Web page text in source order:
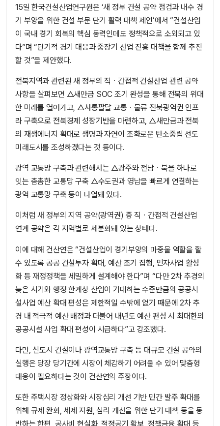
15일 한국건설산업연구원은 ‘새 정부 건설 공약 점검과 내수 경
기 부양을 위한 건설 부문 단기 활력 대책 제언’에서 “건설산업
이 국내 경기 회복의 핵심 동력인데도 정책적으로 소외되고 있
다”며 “단기적 경기 대응과 중장기 산업 진흥 대책을 함께 추진
할 것”을 제안했다.
전북지역과 관련된 새 정부의 직ㆍ간접적 건설산업 관련 공약
사항을 살펴보면 △새만금 SOC 조기 완성을 통해 전북의 위대
한 미래를 열어가고, △사통팔달 교통ㆍ물류 전북광역권 인프
라 구축으로 전북경제 성장기반을 마련하고, △새만금과 전북
의 재생에너지 확대로 생명과 자연이 조화로운 탄소중립 선도
미래도시를 조성하겠다는 것 등이다.
광역 교통망 구축과 관련해서는 △광주와 전남ㆍ북을 하나로
잇는 촘촘한 교통망 구축 △수도권과 영남을 빠르게 연결하는
광역 교통망 구축 등이 나열돼 있다.
이처럼 새 정부의 지역 공약(광역권) 중 직ㆍ간접적 건설산업
연계 공약은 각 지역별로 세분화돼 있는 상태다.
이에 대해 건산연은 “건설산업이 경기부양의 마중물 역할을 할
수 있도록 공공 건설투자 확대, 예산 조기 집행, 민자사업 활성
화 등 재정정책을 세밀하게 설계해야 한다”며 “다만 2차 추경의
늦은 시기와 행정 한계상 산업이 기대하는 수준만큼의 공공시
설사업 예산 확대 편성은 제한적일 수밖에 없기 때문에 2차 추
경 내 적극적 예산 배정과 더불어 내년도 예산 편성 시 최대한의
공공시설 사업 확대 편성이 시급하다”고 강조했다.
다만, 신도시 건설이나 광역교통망 구축 등 대규모 건설 공약의
실행은 당장 당기간에 시장이 체감하기 어려울 수 있어 맞춤형
대응이 필요하다는 것이 건산연의 주장이다.
또한 주택시장 정상화와 시장심리 개선 기반 민간 발주 확대를
위해 규제 완화, 세제 지원, 심리 개선을 위한 단기 대책 등을 동
반하는 한편, 공사비 현실화, 적정공기 확보, 정책금융 확대 등